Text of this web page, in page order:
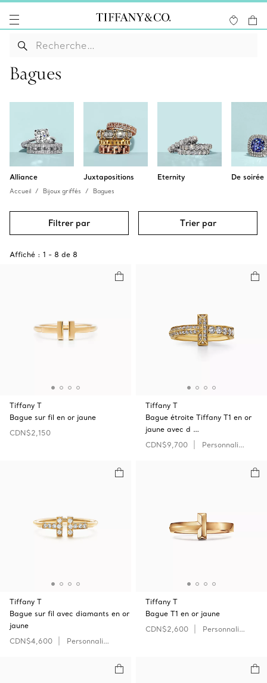
Bagues
Alliance Juxtapositions Eternity De soirée
Accueil Bijoux griffés Bagues
Filtrer par Trier par
Affiché : 1 - 8 de 8
Tiffany T
Bague sur fil en or jaune
CDN$2,150
Tiffany T
Bague étroite Tiffany T1 en or
jaune avec d …
CDN$9,700
Personnaliser
Tiffany T
Bague sur fil avec diamants en or
jaune
CDN$4,600
Personnaliser
Tiffany T
Bague T1 en or jaune
CDN$2,600
Personnaliser